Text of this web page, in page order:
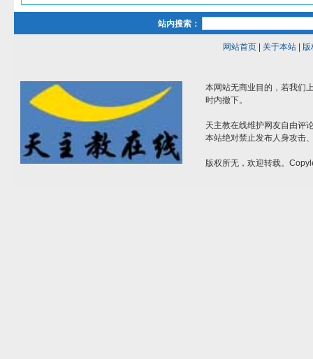
站内搜索：
网站首页| 关于本站| 版
本网站无商业目的，若我们
时内撤下。
天主教在线维护网友自由评
本站绝对禁止发布人身攻击
版权所无，欢迎转载。